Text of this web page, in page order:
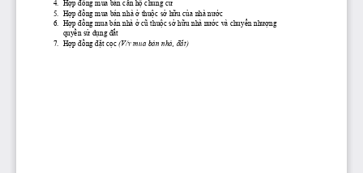
4.
Hợp đồng mua bán căn hộ chung cư
5.
Hợp đồng mua bán nhà ở thuộc sở hữu của nhà nước
6.
Hợp đồng mua bán nhà ở cũ thuộc sở hữu nhà nước và chuyển nhượng
quyền sử dụng đất
7.
Hợp đồng đặt cọc (V/v mua bán nhà, đất)